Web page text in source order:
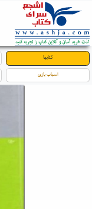
کتابها
اسباب بازی